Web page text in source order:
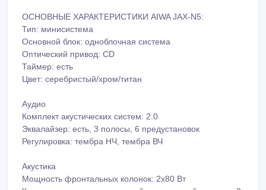
ОСНОВНЫЕ ХАРАКТЕРИСТИКИ AIWA JAX-N5:
Тип: минисистема
Основной блок: одноблочная система
Оптический привод: CD
Таймер: есть
Аудио
Комплект акустических систем: 2.0
Эквалайзер: есть, 3 полосы, 6 предустановок
Акустика